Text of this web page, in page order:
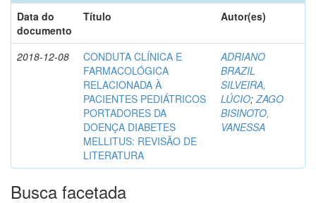
Data do
documento
Título Autor(es)
2018-12-08
CONDUTA CLÍNICA E
FARMACOLÓGICA
RELACIONADA À
PACIENTES PEDIÁTRICOS
PORTADORES DA
DOENÇA DIABETES
MELLITUS: REVISÃO DE
LITERATURA
ADRIANO
BRAZIL
SILVEIRA,
LÚCIO;ZAGO
BISINOTO,
VANESSA
Busca facetada